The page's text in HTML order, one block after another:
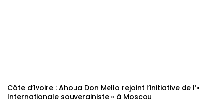
Côte d’Ivoire : Ahoua Don Mello rejoint l’initiative de l’«
Internationale souverainiste » à Moscou